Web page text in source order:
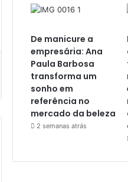
De manicure a
empresária: Ana
Paula Barbosa
transforma um
sonho em
referência no
mercado da beleza
2 semanas atrás